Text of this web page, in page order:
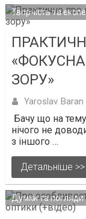
Творчість та
«ФОКУСНА
ЗОРУ»
Yaroslav Baran
Бачу що на
нічого не
з іншого …
Детальніше >>
Думки та погляди